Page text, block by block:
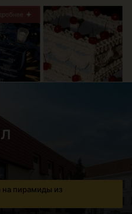
пирамиды из